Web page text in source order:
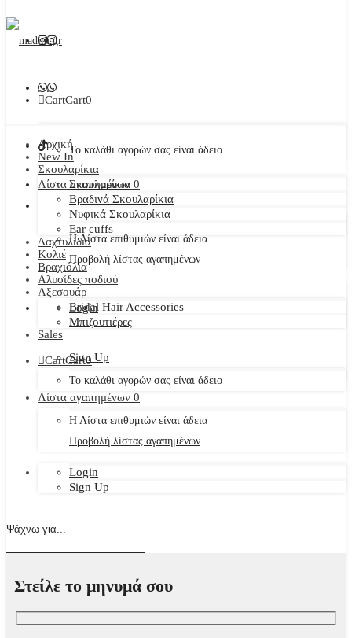
CartCart0
Το καλάθι αγορών σας είναι άδειο
Λίστα αγαπημένων 0
Η Λίστα επιθυμιών είναι άδεια
Προβολή λίστας αγαπημένων
Login
Sign Up
Αρχική
New In
Σκουλαρίκια
Σκουλαρίκια
Βραδινά Σκουλαρίκια
Νυφικά Σκουλαρίκια
Ear cuffs
Δαχτυλίδια
Κολιέ
Βραχιόλια
Αλυσίδες ποδιού
Αξεσουάρ
Bridal Hair Accessories
Μπιζουτιέρες
Sales
CartCart0
Το καλάθι αγορών σας είναι άδειο
Λίστα αγαπημένων 0
Η Λίστα επιθυμιών είναι άδεια
Προβολή λίστας αγαπημένων
Login
Sign Up
Στείλε το μηνυμά σου